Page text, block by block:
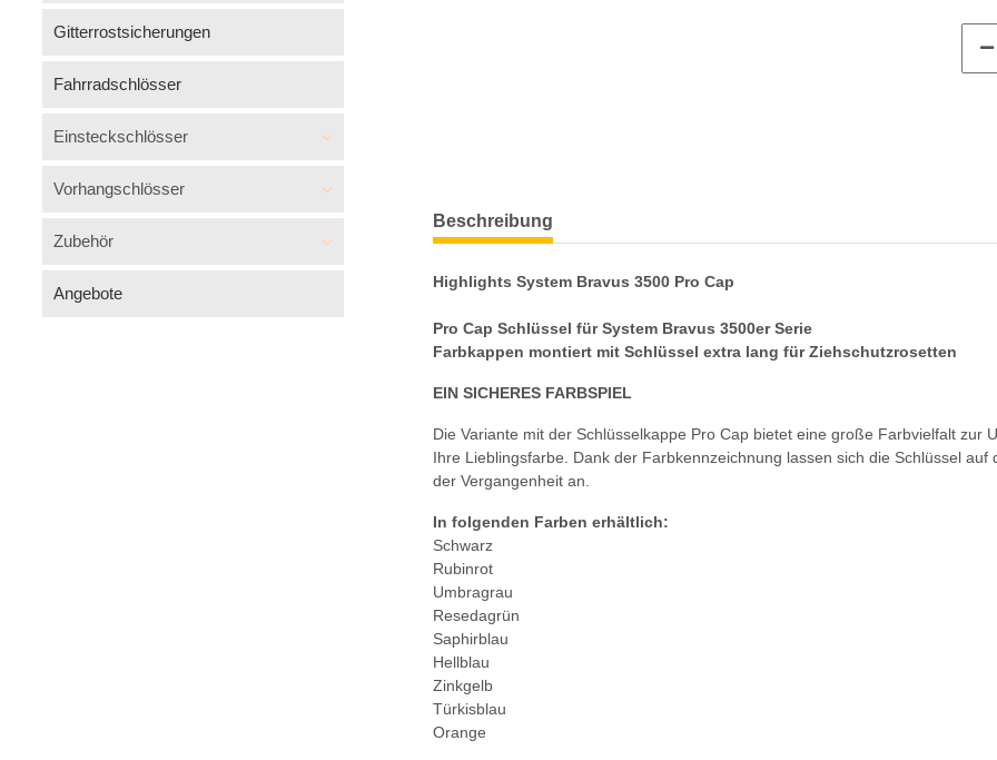
Beschreibung
Highlights System Bravus 3500 Pro Cap
Pro Cap Schlüssel für System Bravus 3500er Serie
Farbkappen montiert mit Schlüssel extra lang für Ziehschutzrosetten
EIN SICHERES FARBSPIEL
Die Variante mit der Schlüsselkappe Pro Cap bietet eine große Farbvielfalt zur
Ihre Lieblingsfarbe. Dank der Farbkennzeichnung lassen sich die Schlüssel
der Vergangenheit an.
In folgenden Farben erhältlich:
Schwarz
Rubinrot
Umbragrau
Resedagrün
Saphirblau
Hellblau
Zinkgelb
Türkisblau
Orange
Gitterrostsicherungen
Fahrradschlösser
Einsteckschlösser
Vorhangschlösser
Zubehör
Angebote